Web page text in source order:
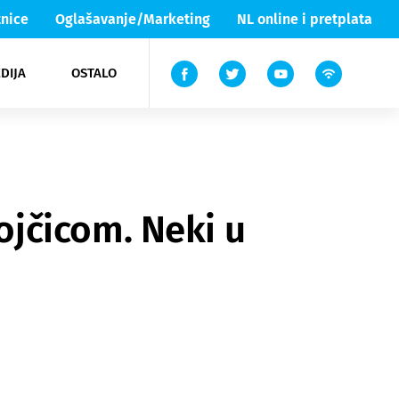
Oglašavanje/Marketing NL online i pretplata
OSTALO
Lika & Senj
TV
Neki u